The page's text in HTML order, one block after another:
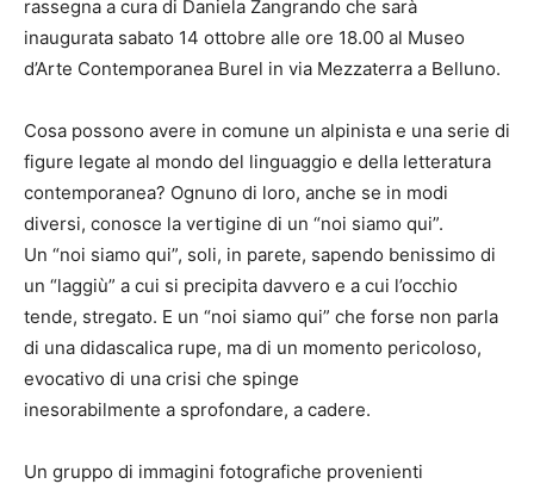
rassegna a cura di Daniela Zangrando che sarà
inaugurata sabato 14 ottobre alle ore 18.00 al Museo
d’Arte Contemporanea Burel in via Mezzaterra a Belluno.
Cosa possono avere in comune un alpinista e una serie di
figure legate al mondo del linguaggio e della letteratura
contemporanea? Ognuno di loro, anche se in modi
diversi, conosce la vertigine di un “noi siamo qui”.
Un “noi siamo qui”, soli, in parete, sapendo benissimo di
un “laggiù” a cui si precipita davvero e a cui l’occhio
tende, stregato. E un “noi siamo qui” che forse non parla
di una didascalica rupe, ma di un momento pericoloso,
evocativo di una crisi che spinge
inesorabilmente a sprofondare, a cadere.
Un gruppo di immagini fotografiche provenienti